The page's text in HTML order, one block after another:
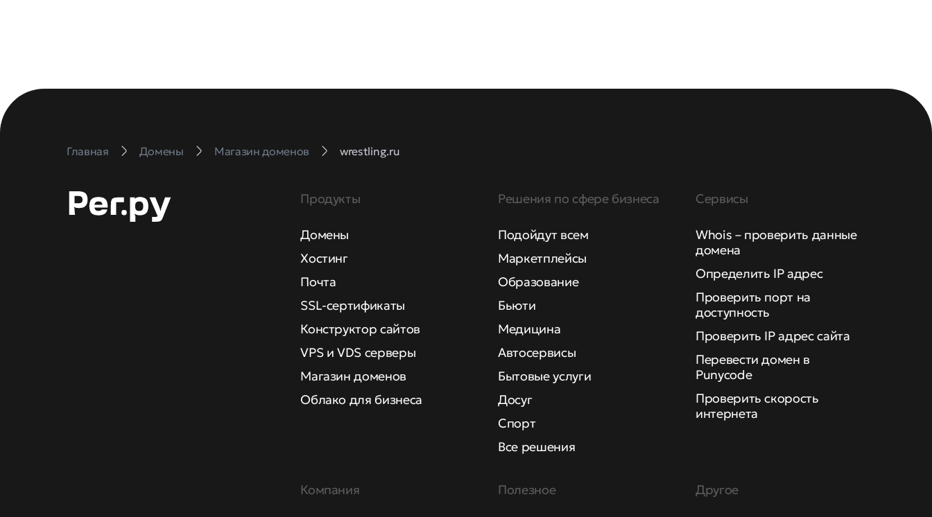
Главная Домены Магазин доменов wrestling.ru
Продукты
Домены
Хостинг
Почта
SSL-сертификаты
Конструктор сайтов
VPS и VDS серверы
Магазин доменов
Облако для бизнеса
Решения по сфере бизнеса
Подойдут всем
Маркетплейсы
Образование
Бьюти
Медицина
Автосервисы
Бытовые услуги
Досуг
Спорт
Все решения
Сервисы
Whois – проверить данные
домена
Определить IP адрес
Проверить порт на
доступность
Проверить IP адрес сайта
Перевести домен в
Punycode
Проверить скорость
интернета
Компания Полезное Другое